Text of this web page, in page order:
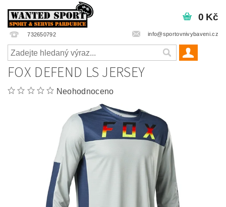
732650792 info@sportovnivybaveni.cz
0 Kč
FOX DEFEND LS JERSEY
Neohodnoceno